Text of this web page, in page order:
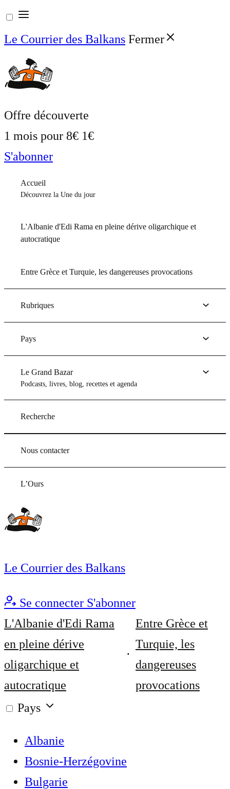
Aller
au
contenu
Le Courrier des Balkans Fermer
Offre découverte
1 mois pour 8€ 1€
S'abonner
Accueil
Découvrez la Une du jour
L'Albanie d'Edi Rama en pleine dérive oligarchique et
autocratique
Entre Grèce et Turquie, les dangereuses provocations
Rubriques
Pays
Le Grand Bazar
Podcasts, livres, blog, recettes et agenda
Recherche
Nous contacter
L’Ours
Le Courrier des Balkans
Se connecter S'abonner
L'Albanie d'Edi Rama
en pleine dérive
oligarchique et
autocratique
Entre Grèce et
Turquie, les
dangereuses
provocations
Pays
Albanie
Bosnie-Herzégovine
Bulgarie